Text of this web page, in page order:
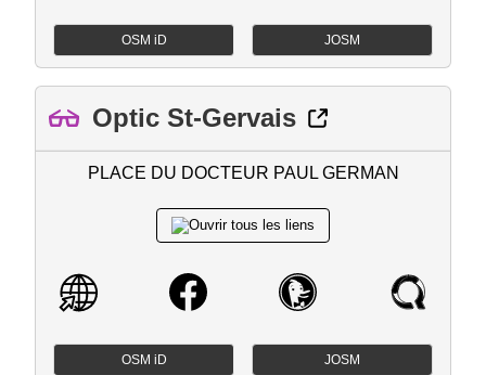
OSM iD JOSM
Optic St-Gervais
PLACE DU DOCTEUR PAUL GERMAN
OSM iD JOSM